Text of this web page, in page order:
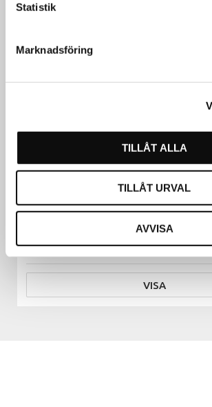
Statistik
Marknadsföring
TILLÅT ALLA
TILLÅT URVAL
AVVISA
Kasho Pink Knivblad 10-
VISA